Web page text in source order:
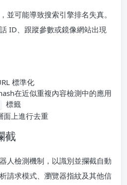
並可能導致搜索引擎排名失真。
ID、跟蹤參數或鏡像網站出現
標準化
在近似重複內容檢測中的應用
標籤
面上進行去重
截
人檢測機制，以識別並攔截自動
請求模式、瀏覽器指紋及其他信